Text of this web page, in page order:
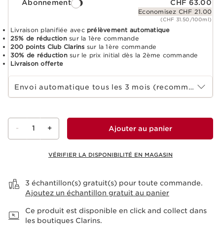
Abonnement CHF 63.00
Economisez CHF 21.00
(CHF 31.50/100ml)
Livraison planifiée avec prélèvement automatique
25% de réduction sur la 1ère commande
200 points Club Clarins sur la 1ère commande
30% de réductionsur le prix initial dès la 2ème commande
Livraison offerte
Sélectionnez la durée de l'abonnement
Envoi automatique tous les 3 mois (recommandé)
- 1 + Ajouter au panier
VÉRIFIER LA DISPONIBILITÉ EN MAGASIN
3 échantillon(s) gratuit(s) pour toute commande.
Ajoutez un échantillon gratuit au panier
Ce produit est disponible en click and collect dans
les boutiques Clarins.